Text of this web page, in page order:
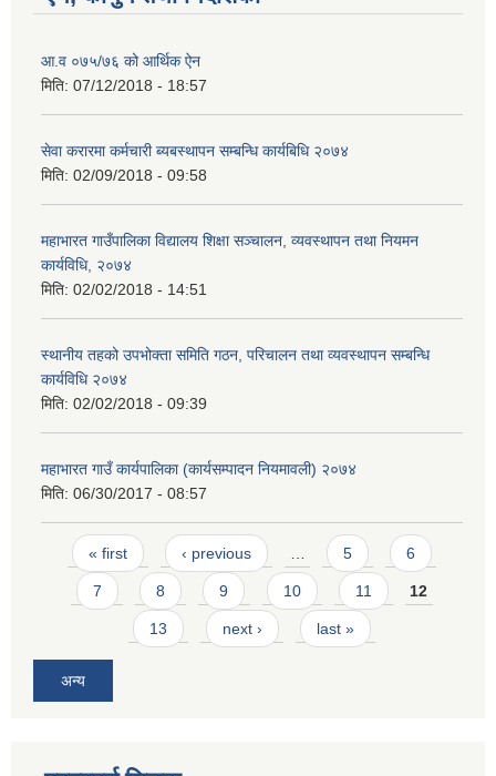
आ.व ०७५/७६ को आर्थिक ऐन
मिति: 07/12/2018 - 18:57
सेवा करारमा कर्मचारी ब्यबस्थापन सम्बन्धि कार्यबिधि २०७४
मिति: 02/09/2018 - 09:58
महाभारत गाउँपालिका विद्यालय शिक्षा सञ्चालन, व्यवस्थापन तथा नियमन
कार्यविधि, २०७४
मिति: 02/02/2018 - 14:51
स्थानीय तहको उपभोक्ता समिति गठन, परिचालन तथा व्यवस्थापन सम्बन्धि
कार्यविधि २०७४
मिति: 02/02/2018 - 09:39
महाभारत गाउँ कार्यपालिका (कार्यसम्पादन नियमावली) २०७४
मिति: 06/30/2017 - 08:57
Pages
« first ‹ previous 5 6
7 8 9 10 11 12
13 next › last »
अन्य